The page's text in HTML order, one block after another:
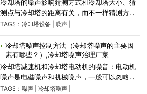
冷却塔的噪声影响猜测方式和冷却塔大小、猜
测点与冷却塔的距离有关，而不一样猜测方式
规模的划定现在还不是很明朗,并且在冷却塔噪
塔的运行通风
TAGS： 冷却塔设备| 噪声|
冷却塔噪声控制方法（冷却塔噪声的主要因
素有哪些？）,冷却塔噪声治理厂家
冷却塔减速机和冷却塔电动机的噪音：电动机
噪声是电磁噪声和机械噪声，一般可以忽略这
两种噪声源对周围环境的影响。此外，泵的驱
TAGS： 噪声| 冷却塔噪声|